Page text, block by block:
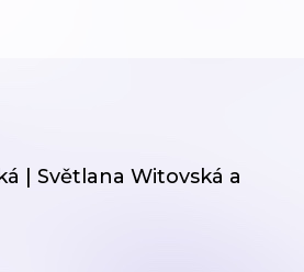
| Světlana Witovská a